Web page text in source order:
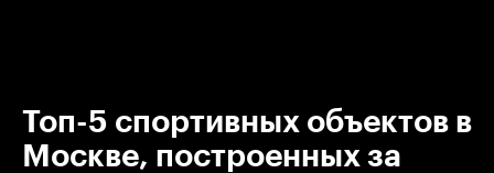
Топ-5 спортивных объектов в
Москве, построенных за